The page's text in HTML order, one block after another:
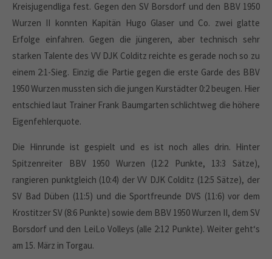
Kreisjugendliga fest. Gegen den SV Borsdorf und den BBV 1950
Wurzen II konnten Kapitän Hugo Glaser und Co. zwei glatte
Erfolge einfahren. Gegen die jüngeren, aber technisch sehr
starken Talente des VV DJK Colditz reichte es gerade noch so zu
einem 2:1-Sieg. Einzig die Partie gegen die erste Garde des BBV
1950 Wurzen mussten sich die jungen Kurstädter 0:2 beugen. Hier
entschied laut Trainer Frank Baumgarten schlichtweg die höhere
Eigenfehlerquote.
Die Hinrunde ist gespielt und es ist noch alles drin. Hinter
Spitzenreiter BBV 1950 Wurzen (12:2 Punkte, 13:3 Sätze),
rangieren punktgleich (10:4) der VV DJK Colditz (12:5 Sätze), der
SV Bad Düben (11:5) und die Sportfreunde DVS (11:6) vor dem
Krostitzer SV (8:6 Punkte) sowie dem BBV 1950 Wurzen II, dem SV
Borsdorf und den LeiLo Volleys (alle 2:12 Punkte). Weiter geht‘s
am 15. März in Torgau.